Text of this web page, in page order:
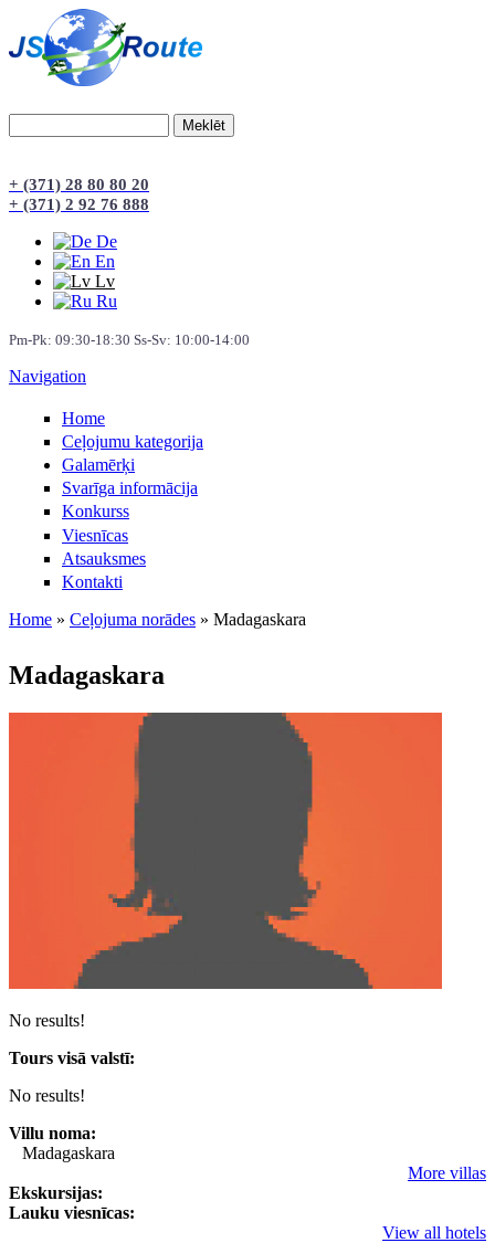
+ (371) 28 80 80 20
+ (371) 2 92 76 888
De
En
Lv
Ru
Pm-Pk: 09:30-18:30 Ss-Sv: 10:00-14:00
Navigation
Home
Сeļojumu kategorija
Galamērķi
Svarīga informācija
Konkurss
Viesnīcas
Atsauksmes
Kontakti
Home » Ceļojuma norādes » Madagaskara
Madagaskara
No results!
Tours visā valstī:
No results!
Villu noma:
Madagaskara
More villas
Ekskursijas:
Lauku viesnīcas:
View all hotels